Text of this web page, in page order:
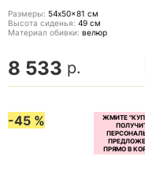
Размеры: 54x50x81 см
Высота сиденья: 49 см
Материал обивки: велюр
8 533 р.
-45 %